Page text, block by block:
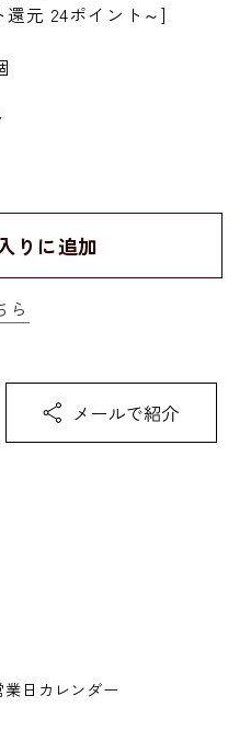
還元 24ポイント～]
りに追加
ら
業日カレンダー